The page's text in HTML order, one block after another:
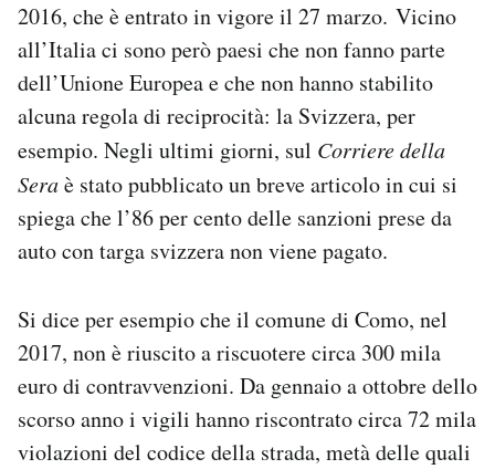
2016, che è entrato in vigore il 27 marzo. Vicino
all’Italia ci sono però paesi che non fanno parte
dell’Unione Europea e che non hanno stabilito
alcuna regola di reciprocità: la Svizzera, per
esempio. Negli ultimi giorni, sul Corriere della
Seraè stato pubblicato un breve articolo in cui si
spiega che l’86 per cento delle sanzioni prese da
auto con targa svizzera non viene pagato.
Si dice per esempio che il comune di Como, nel
2017, non è riuscito a riscuotere circa 300 mila
euro di contravvenzioni. Da gennaio a ottobre dello
scorso anno i vigili hanno riscontrato circa 72 mila
violazioni del codice della strada, metà delle quali